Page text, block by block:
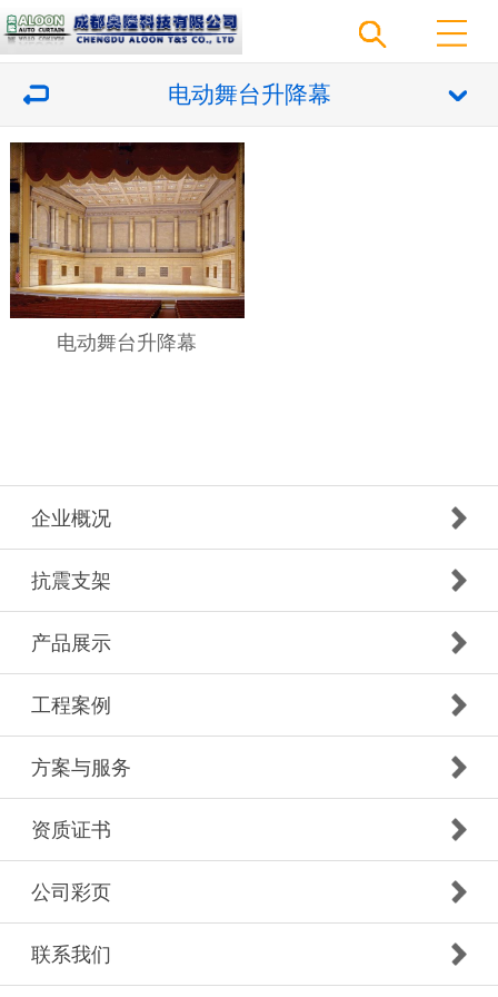
电动舞台升降幕
电动舞台升降幕
企业概况
抗震支架
产品展示
工程案例
方案与服务
资质证书
公司彩页
联系我们